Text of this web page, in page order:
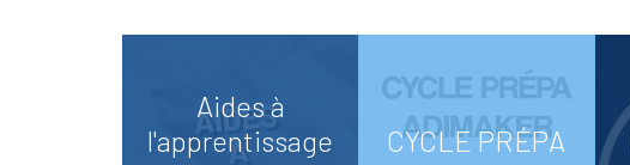
Infos pratiques
Restauration
Aides à
l'apprentissage
CYCLE PRÉPA